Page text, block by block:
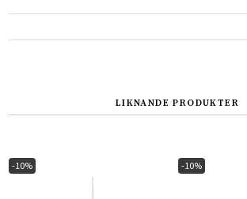
Sverige
Danmark
LIKNANDE PRODUKTER
-10% -10%